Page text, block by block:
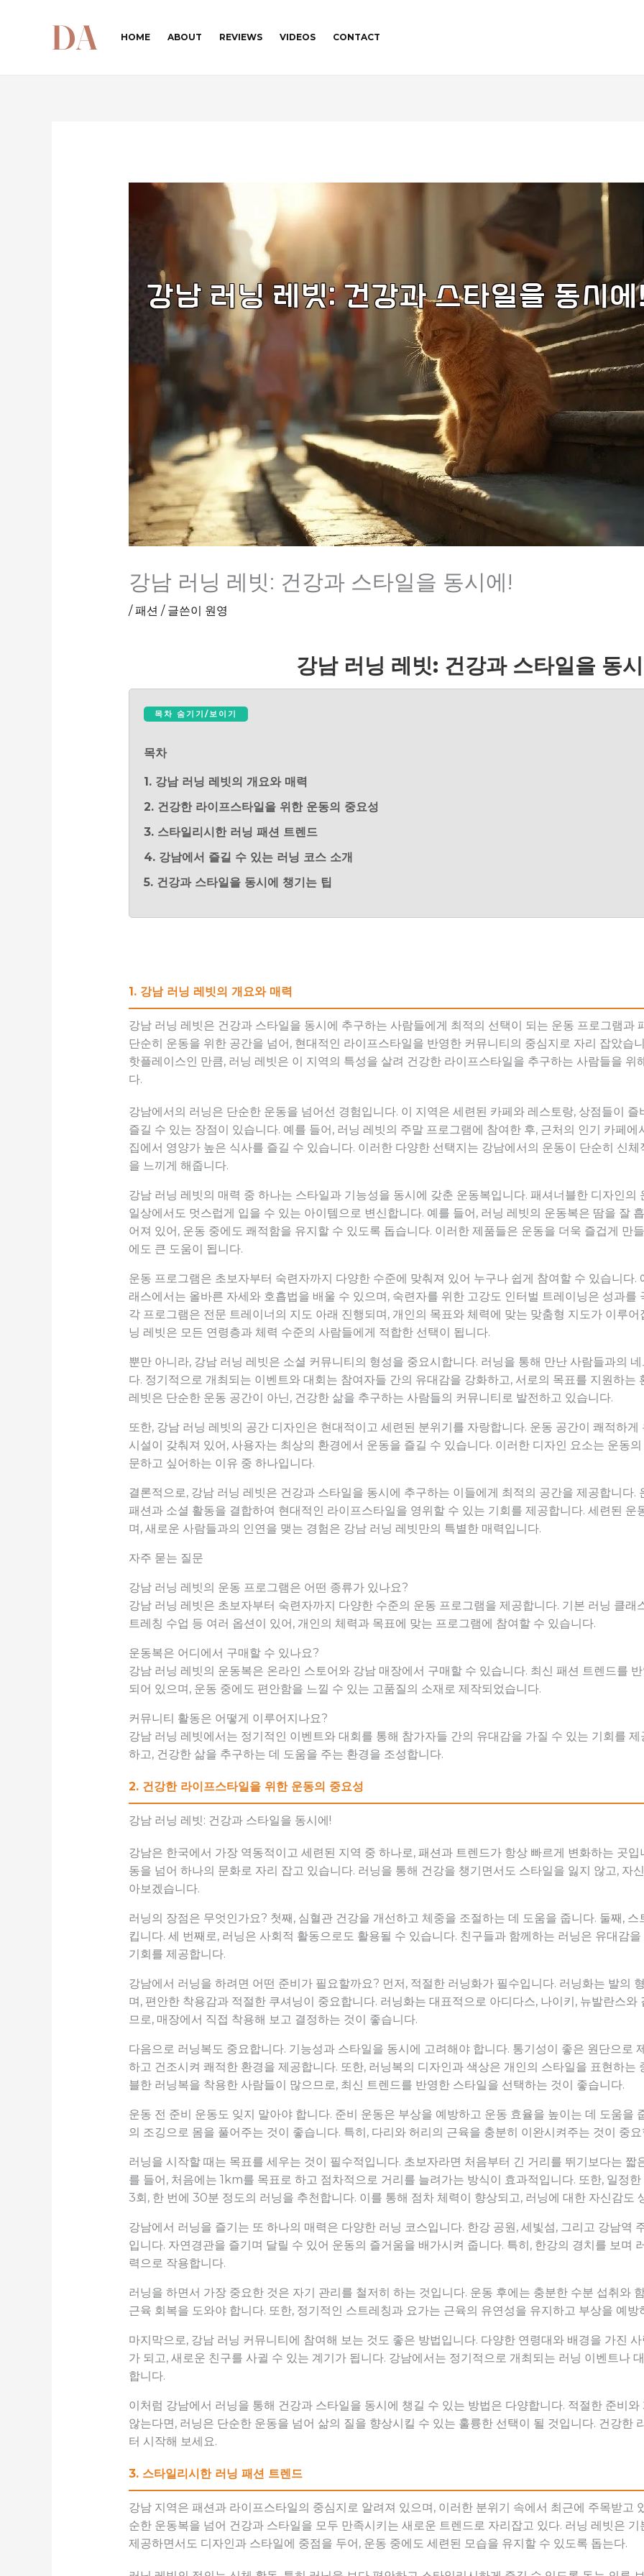
HOME ABOUT REVIEWS VIDEOS CONTACT
강남 러닝 레빗: 건강과 스타일을 동시에!
/패션 / 글쓴이 원영
강남 러닝 레빗: 건강과 스타일을 동
목차 숨기기/보이기
목차
1. 강남 러닝 레빗의 개요와 매력
2. 건강한 라이프스타일을 위한 운동의 중요성
3. 스타일리시한 러닝 패션 트렌드
4. 강남에서 즐길 수 있는 러닝 코스 소개
5. 건강과 스타일을 동시에 챙기는 팁
1. 강남 러닝 레빗의 개요와 매력
강남 러닝 레빗은 건강과 스타일을 동시에 추구하는 사람들에게 최적의 선택이 되는 운동 프로그램과
단순히 운동을 위한 공간을 넘어, 현대적인 라이프스타일을 반영한 커뮤니티의 중심지로 자리 잡았습
핫플레이스인 만큼, 러닝 레빗은 이 지역의 특성을 살려 건강한 라이프스타일을 추구하는 사람들을
다.
강남에서의 러닝은 단순한 운동을 넘어선 경험입니다. 이 지역은 세련된 카페와 레스토랑, 상점들이
즐길 수 있는 장점이 있습니다. 예를 들어, 러닝 레빗의 주말 프로그램에 참여한 후, 근처의 인기 카페
집에서 영양가 높은 식사를 즐길 수 있습니다. 이러한 다양한 선택지는 강남에서의 운동이 단순히 신
을 느끼게 해줍니다.
강남 러닝 레빗의 매력 중 하나는 스타일과 기능성을 동시에 갖춘 운동복입니다. 패셔너블한 디자인의
일상에서도 멋스럽게 입을 수 있는 아이템으로 변신합니다. 예를 들어, 러닝 레빗의 운동복은 땀을 잘
어져 있어, 운동 중에도 쾌적함을 유지할 수 있도록 돕습니다. 이러한 제품들은 운동을 더욱 즐겁게 만
에도 큰 도움이 됩니다.
운동 프로그램은 초보자부터 숙련자까지 다양한 수준에 맞춰져 있어 누구나 쉽게 참여할 수 있습니다.
래스에서는 올바른 자세와 호흡법을 배울 수 있으며, 숙련자를 위한 고강도 인터벌 트레이닝은 성과를
각 프로그램은 전문 트레이너의 지도 아래 진행되며, 개인의 목표와 체력에 맞는 맞춤형 지도가 이루
닝 레빗은 모든 연령층과 체력 수준의 사람들에게 적합한 선택이 됩니다.
뿐만 아니라, 강남 러닝 레빗은 소셜 커뮤니티의 형성을 중요시합니다. 러닝을 통해 만난 사람들과의
다. 정기적으로 개최되는 이벤트와 대회는 참여자들 간의 유대감을 강화하고, 서로의 목표를 지원하는
레빗은 단순한 운동 공간이 아닌, 건강한 삶을 추구하는 사람들의 커뮤니티로 발전하고 있습니다.
또한, 강남 러닝 레빗의 공간 디자인은 현대적이고 세련된 분위기를 자랑합니다. 운동 공간이 쾌적하
시설이 갖춰져 있어, 사용자는 최상의 환경에서 운동을 즐길 수 있습니다. 이러한 디자인 요소는 운동
문하고 싶어하는 이유 중 하나입니다.
결론적으로, 강남 러닝 레빗은 건강과 스타일을 동시에 추구하는 이들에게 최적의 공간을 제공합니다.
패션과 소셜 활동을 결합하여 현대적인 라이프스타일을 영위할 수 있는 기회를 제공합니다. 세련된 운
며, 새로운 사람들과의 인연을 맺는 경험은 강남 러닝 레빗만의 특별한 매력입니다.
자주 묻는 질문
강남 러닝 레빗의 운동 프로그램은 어떤 종류가 있나요?
강남 러닝 레빗은 초보자부터 숙련자까지 다양한 수준의 운동 프로그램을 제공합니다. 기본 러닝 클래
트레칭 수업 등 여러 옵션이 있어, 개인의 체력과 목표에 맞는 프로그램에 참여할 수 있습니다.
운동복은 어디에서 구매할 수 있나요?
강남 러닝 레빗의 운동복은 온라인 스토어와 강남 매장에서 구매할 수 있습니다. 최신 패션 트렌드를
되어 있으며, 운동 중에도 편안함을 느낄 수 있는 고품질의 소재로 제작되었습니다.
커뮤니티 활동은 어떻게 이루어지나요?
강남 러닝 레빗에서는 정기적인 이벤트와 대회를 통해 참가자들 간의 유대감을 가질 수 있는 기회를
하고, 건강한 삶을 추구하는 데 도움을 주는 환경을 조성합니다.
2. 건강한 라이프스타일을 위한 운동의 중요성
강남 러닝 레빗: 건강과 스타일을 동시에!
강남은 한국에서 가장 역동적이고 세련된 지역 중 하나로, 패션과 트렌드가 항상 빠르게 변화하는 곳
동을 넘어 하나의 문화로 자리 잡고 있습니다. 러닝을 통해 건강을 챙기면서도 스타일을 잃지 않고, 자
아보겠습니다.
러닝의 장점은 무엇인가요? 첫째, 심혈관 건강을 개선하고 체중을 조절하는 데 도움을 줍니다. 둘째,
킵니다. 세 번째로, 러닝은 사회적 활동으로도 활용될 수 있습니다. 친구들과 함께하는 러닝은 유대감
기회를 제공합니다.
강남에서 러닝을 하려면 어떤 준비가 필요할까요? 먼저, 적절한 러닝화가 필수입니다. 러닝화는 발의
며, 편안한 착용감과 적절한 쿠셔닝이 중요합니다. 러닝화는 대표적으로 아디다스, 나이키, 뉴발란스
므로, 매장에서 직접 착용해 보고 결정하는 것이 좋습니다.
다음으로 러닝복도 중요합니다. 기능성과 스타일을 동시에 고려해야 합니다. 통기성이 좋은 원단으로
하고 건조시켜 쾌적한 환경을 제공합니다. 또한, 러닝복의 디자인과 색상은 개인의 스타일을 표현하는
블한 러닝복을 착용한 사람들이 많으므로, 최신 트렌드를 반영한 스타일을 선택하는 것이 좋습니다.
운동 전 준비 운동도 잊지 말아야 합니다. 준비 운동은 부상을 예방하고 운동 효율을 높이는 데 도움을
의 조깅으로 몸을 풀어주는 것이 좋습니다. 특히, 다리와 허리의 근육을 충분히 이완시켜주는 것이 중
러닝을 시작할 때는 목표를 세우는 것이 필수적입니다. 초보자라면 처음부터 긴 거리를 뛰기보다는 짧
를 들어, 처음에는 1km를 목표로 하고 점차적으로 거리를 늘려가는 방식이 효과적입니다. 또한, 일정
3회, 한 번에 30분 정도의 러닝을 추천합니다. 이를 통해 점차 체력이 향상되고, 러닝에 대한 자신감도
강남에서 러닝을 즐기는 또 하나의 매력은 다양한 러닝 코스입니다. 한강 공원, 세빛섬, 그리고 강남역
입니다. 자연경관을 즐기며 달릴 수 있어 운동의 즐거움을 배가시켜 줍니다. 특히, 한강의 경치를 보며
력으로 작용합니다.
러닝을 하면서 가장 중요한 것은 자기 관리를 철저히 하는 것입니다. 운동 후에는 충분한 수분 섭취와
근육 회복을 도와야 합니다. 또한, 정기적인 스트레칭과 요가는 근육의 유연성을 유지하고 부상을 예방
마지막으로, 강남 러닝 커뮤니티에 참여해 보는 것도 좋은 방법입니다. 다양한 연령대와 배경을 가진
가 되고, 새로운 친구를 사귈 수 있는 계기가 됩니다. 강남에서는 정기적으로 개최되는 러닝 이벤트나
합니다.
이처럼 강남에서 러닝을 통해 건강과 스타일을 동시에 챙길 수 있는 방법은 다양합니다. 적절한 준비
않는다면, 러닝은 단순한 운동을 넘어 삶의 질을 향상시킬 수 있는 훌륭한 선택이 될 것입니다. 건강한
터 시작해 보세요.
3. 스타일리시한 러닝 패션 트렌드
강남 지역은 패션과 라이프스타일의 중심지로 알려져 있으며, 이러한 분위기 속에서 최근에 주목받고
순한 운동복을 넘어 건강과 스타일을 모두 만족시키는 새로운 트렌드로 자리잡고 있다. 러닝 레빗은
제공하면서도 디자인과 스타일에 중점을 두어, 운동 중에도 세련된 모습을 유지할 수 있도록 돕는다.